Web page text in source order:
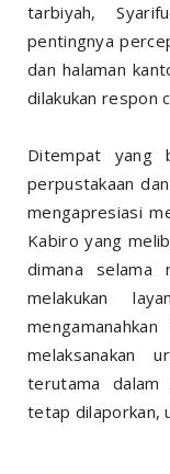
tarbiyah,
pentingnya
dan halaman
dilakukan respon
Ditempat yang
perpustakaan
mengapresiasi
Kabiro yang
dimana
melakukan
melaksanakan
terutama
tetap dilaporkan,